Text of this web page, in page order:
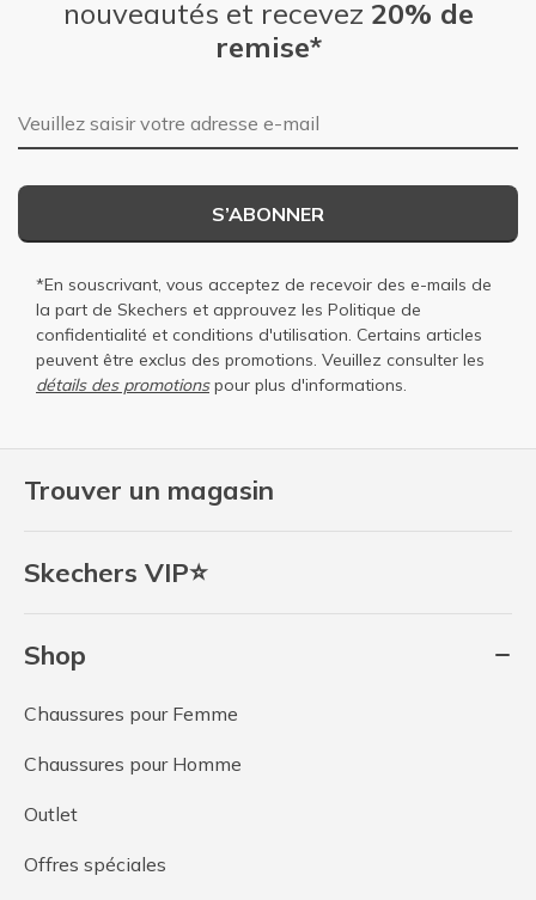
Trouver un magasin
Skechers VIP⭐
Shop
Chaussures pour Femme
Chaussures pour Homme
Outlet
Offres spéciales
nouveautés et recevez 20% de
remise*
Adresse e-mail
S’ABONNER
*En souscrivant, vous acceptez de recevoir des e-mails de
la part de Skechers et approuvez les Politique de
confidentialité et conditions d'utilisation. Certains articles
peuvent être exclus des promotions. Veuillez consulter les
détails des promotionspour plus d'informations.